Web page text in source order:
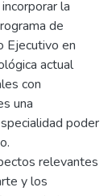
la
de
Ejecutivo en
actual
con
una
poder
relevantes
y los